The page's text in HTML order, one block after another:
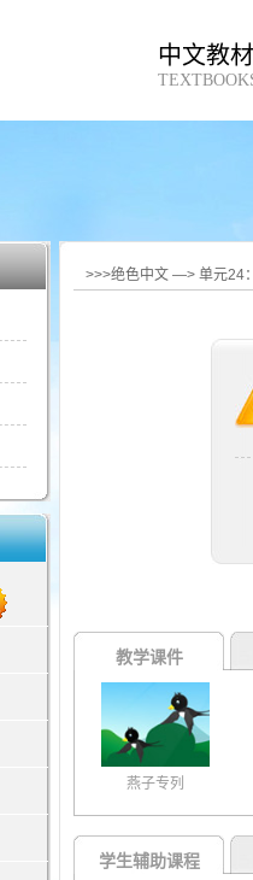
中文教
>>>绝色中文 —> 单元24
教学课件
燕子专列
学生辅助课程